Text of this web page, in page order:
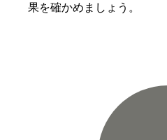
果を確かめましょう。